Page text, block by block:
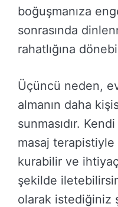
boğuşmanıza
sonrasında
rahatlığına
Üçüncü neden,
almanın daha
sunmasıdır.
masaj terapistiyle
kurabilir ve
şekilde
olarak istediğiniz